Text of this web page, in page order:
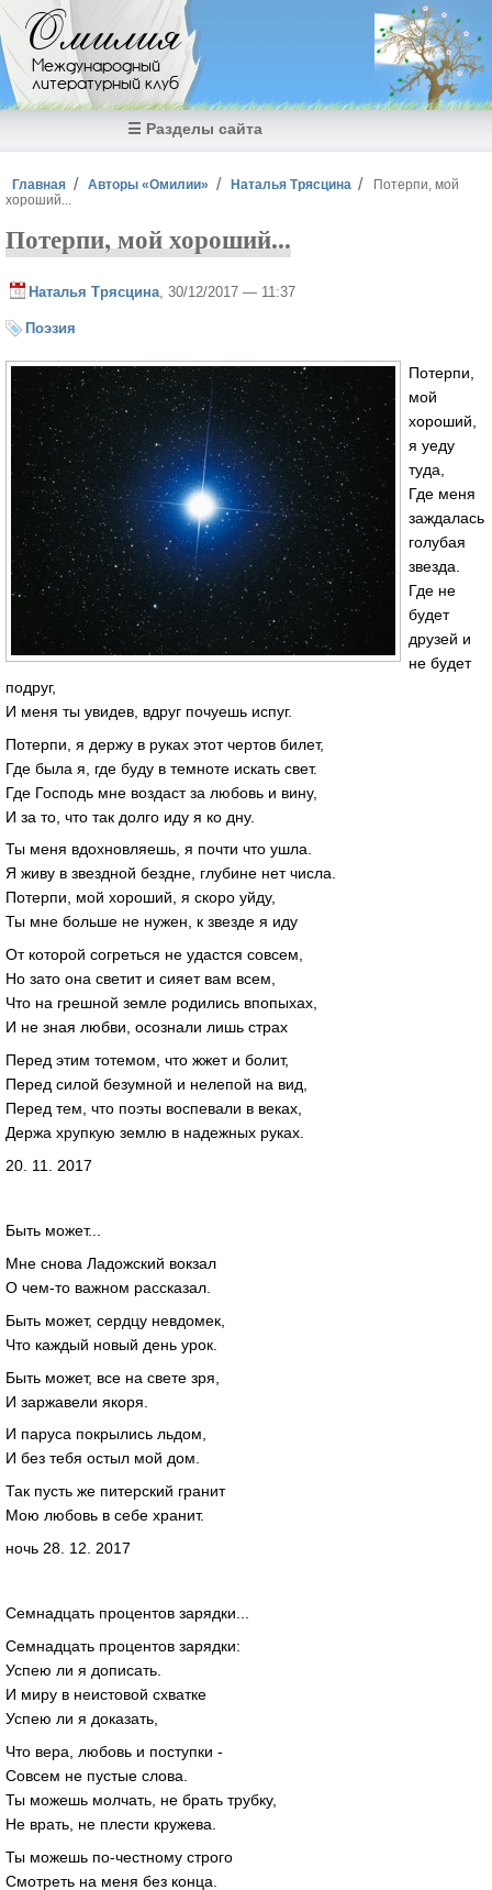
Перейти к основному содержанию
Омилия
Международный
литературный клуб
☰ Разделы сайта
Вы здесь
Главная Авторы «Омилии» Наталья Трясцина
Потерпи, мой
хороший...
Потерпи, мой хороший...
Наталья Трясцина , 30/12/2017 — 11:37
Поэзия
Потерпи,
мой
хороший,
я уеду
туда,
Где меня
заждалась
голубая
звезда.
Где не
будет
друзей и
не будет
подруг,
И меня ты увидев, вдруг почуешь испуг.
Потерпи, я держу в руках этот чертов билет,
Где была я, где буду в темноте искать свет.
Где Господь мне воздаст за любовь и вину,
И за то, что так долго иду я ко дну.
Ты меня вдохновляешь, я почти что ушла.
Я живу в звездной бездне, глубине нет числа.
Потерпи, мой хороший, я скоро уйду,
Ты мне больше не нужен, к звезде я иду
От которой согреться не удастся совсем,
Но зато она светит и сияет вам всем,
Что на грешной земле родились впопыхах,
И не зная любви, осознали лишь страх
Перед этим тотемом, что жжет и болит,
Перед силой безумной и нелепой на вид,
Перед тем, что поэты воспевали в веках,
Держа хрупкую землю в надежных руках.
20. 11. 2017
Быть может...
Мне снова Ладожский вокзал
О чем-то важном рассказал.
Быть может, сердцу невдомек,
Что каждый новый день урок.
Быть может, все на свете зря,
И заржавели якоря.
И паруса покрылись льдом,
И без тебя остыл мой дом.
Так пусть же питерский гранит
Мою любовь в себе хранит.
ночь 28. 12. 2017
Семнадцать процентов зарядки...
Семнадцать процентов зарядки:
Успею ли я дописать.
И миру в неистовой схватке
Успею ли я доказать,
Что вера, любовь и поступки -
Совсем не пустые слова.
Ты можешь молчать, не брать трубку,
Не врать, не плести кружева.
Ты можешь по-честному строго
Смотреть на меня без конца.